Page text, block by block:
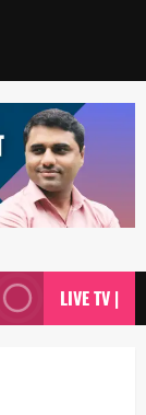
LIVE TV |